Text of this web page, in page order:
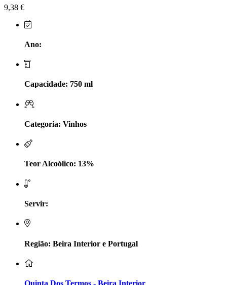
Marcio Em Campo - Tejo
Oboe - Douro
9,38 €
Ano:
Capacidade: 750 ml
Categoria: Vinhos
Teor Alcoólico: 13%
Servir:
Região: Beira Interior e Portugal
Quinta Dos Termos - Beira Interior